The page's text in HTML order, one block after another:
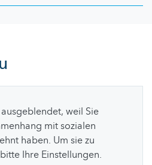
weil Sie
mit sozialen
haben. Um sie zu
Ihre Einstellungen.